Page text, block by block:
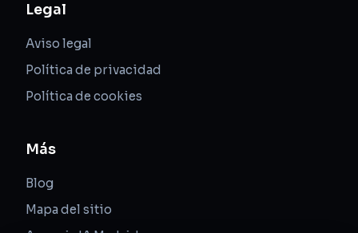
Legal
Aviso legal
Política de privacidad
Política de cookies
Más
Blog
Mapa del sitio